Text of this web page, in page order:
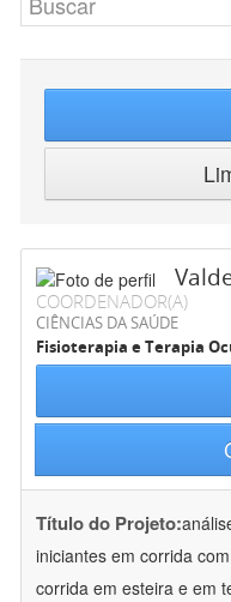
COORDENADOR(A)
CIÊNCIAS DA SAÚDE
Fisioterapia e Terapia
Título do Projeto:
iniciantes em corrida
corrida em esteira e em